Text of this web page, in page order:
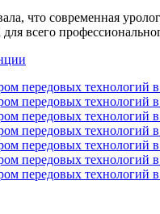
что современная
всего